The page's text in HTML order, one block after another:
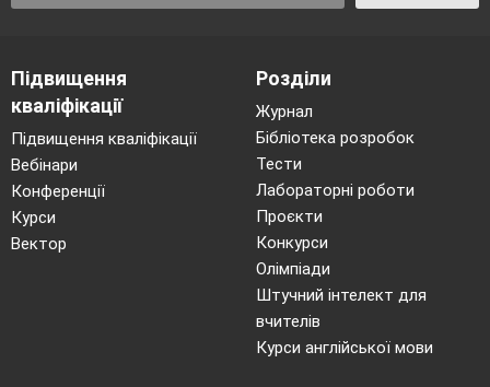
Підвищення
кваліфікації
Підвищення кваліфікації
Вебінари
Конференції
Курси
Вектор
Розділи
Журнал
Бібліотека розробок
Тести
Лабораторні роботи
Проєкти
Конкурси
Олімпіади
Штучний інтелект для
вчителів
Курси англійської мови